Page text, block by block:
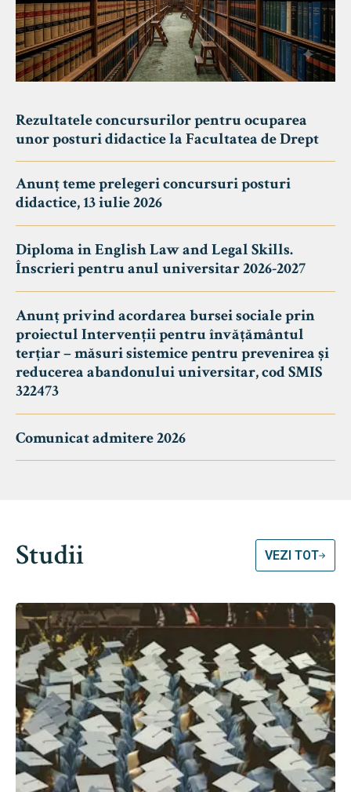
Rezultatele concursurilor pentru ocuparea
unor posturi didactice la Facultatea de Drept
Anunț teme prelegeri concursuri posturi
didactice, 13 iulie 2026
Diploma in English Law and Legal Skills.
Înscrieri pentru anul universitar 2026-2027
Anunț privind acordarea bursei sociale prin
proiectul Intervenții pentru învățământul
terțiar – măsuri sistemice pentru prevenirea și
reducerea abandonului universitar, cod SMIS
322473
Comunicat admitere 2026
Studii VEZI TOT